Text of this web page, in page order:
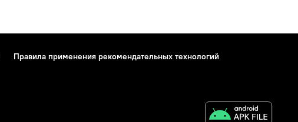
Правила применения рекомендательных технологий